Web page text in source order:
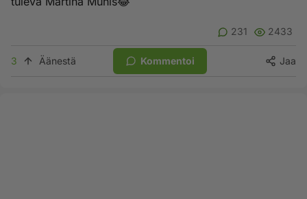
231 2433
3 Äänestä Kommentoi Jaa